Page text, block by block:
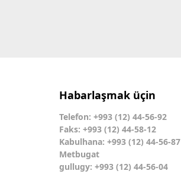
Habarlaşmak üçin
Telefon: +993 (12) 44-56-92
Faks: +993 (12) 44-58-12
Kabulhana: +993 (12) 44-56-87
Metbugat
gullugy: +993 (12) 44-56-04